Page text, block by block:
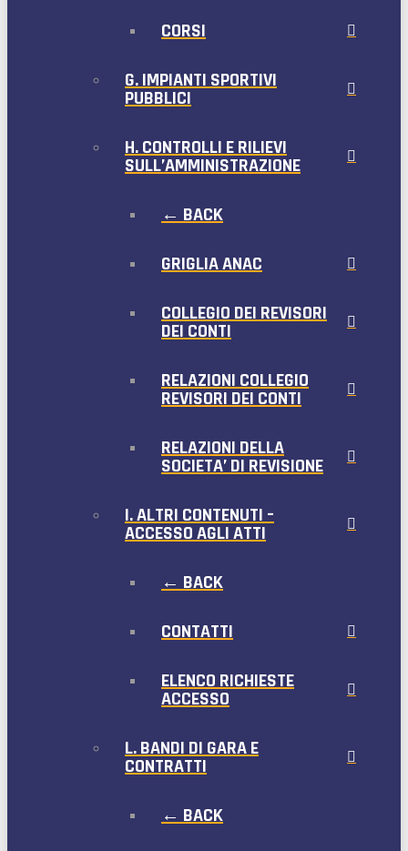
CORSI
G. IMPIANTI SPORTIVI
PUBBLICI
H. CONTROLLI E RILIEVI
SULL’AMMINISTRAZIONE
← BACK
GRIGLIA ANAC
COLLEGIO DEI REVISORI
DEI CONTI
RELAZIONI COLLEGIO
REVISORI DEI CONTI
RELAZIONI DELLA
SOCIETA’ DI REVISIONE
I. ALTRI CONTENUTI –
ACCESSO AGLI ATTI
← BACK
CONTATTI
ELENCO RICHIESTE
ACCESSO
L. BANDI DI GARA E
CONTRATTI
← BACK